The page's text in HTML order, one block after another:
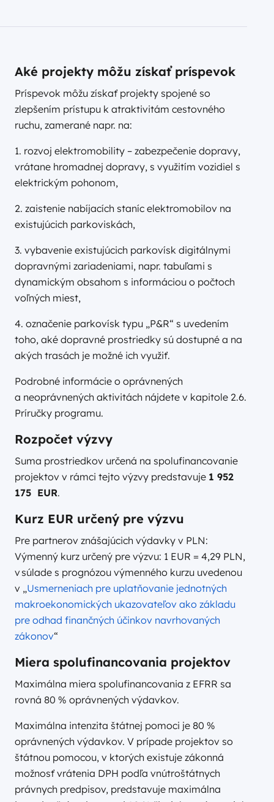
Aké projekty môžu získať príspevok
Príspevok môžu získať projekty spojené so
zlepšením prístupu k atraktivitám cestovného
ruchu, zamerané napr. na:
1. rozvoj elektromobility – zabezpečenie dopravy,
vrátane hromadnej dopravy, s využitím vozidiel s
elektrickým pohonom,
2. zaistenie nabíjacích staníc elektromobilov na
existujúcich parkoviskách,
3. vybavenie existujúcich parkovísk digitálnymi
dopravnými zariadeniami, napr. tabuľami s
dynamickým obsahom s informáciou o počtoch
voľných miest,
4. označenie parkovísk typu „P&R“ s uvedením
toho, aké dopravné prostriedky sú dostupné a na
akých trasách je možné ich využiť.
Podrobné informácie o oprávnených
a neoprávnených aktivitách nájdete v kapitole 2.6.
Príručky programu.
Rozpočet výzvy
Suma prostriedkov určená na spolufinancovanie
projektov v rámci tejto výzvy predstavuje 1 952
175 EUR.
Kurz EUR určený pre výzvu
Pre partnerov znášajúcich výdavky v PLN:
Výmenný kurz určený pre výzvu: 1 EUR = 4,29 PLN,
v súlade s prognózou výmenného kurzu uvedenou
v „Usmerneniach pre uplatňovanie jednotných
makroekonomických ukazovateľov ako základu
pre odhad finančných účinkov navrhovaných
zákonov“
Miera spolufinancovania projektov
Maximálna miera spolufinancovania z EFRR sa
rovná 80 % oprávnených výdavkov.
Maximálna intenzita štátnej pomoci je 80 %
oprávnených výdavkov. V prípade projektov so
štátnou pomocou, v ktorých existuje zákonná
možnosť vrátenia DPH podľa vnútroštátnych
právnych predpisov, predstavuje maximálna